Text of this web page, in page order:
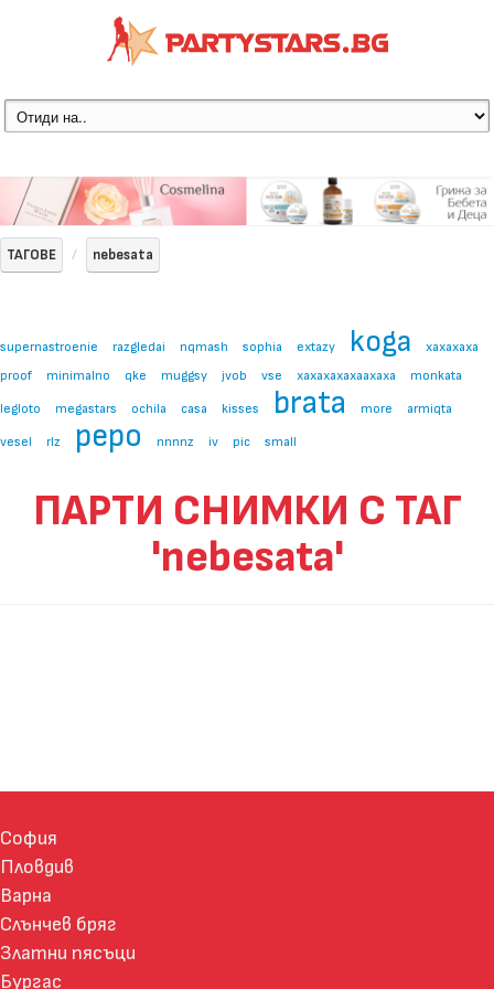
ТАГОВЕ nebesata
supernastroenie razgledai nqmash sophia extazy koga
xaxaxaxa
proof
minimalno qke muggsy jvob vse xaxaxaxaxaaxaxa
monkata
legloto
megastars ochila casa kisses brata more
armiqta
vesel
rlz pepo nnnnz iv pic small
ПАРТИ СНИМКИ С ТАГ
'nebesata'
София
Пловдив
Варна
Слънчев бряг
Златни пясъци
Бургас